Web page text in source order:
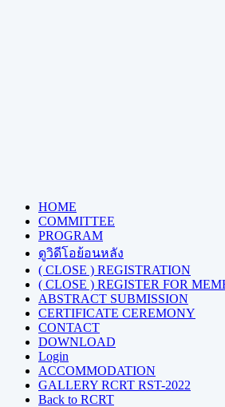
HOME
COMMITTEE
PROGRAM
ดูวิดีโอย้อนหลัง
( CLOSE ) REGISTRATION
( CLOSE ) REGISTER FOR
ABSTRACT SUBMISSION
CERTIFICATE CEREMONY
CONTACT
DOWNLOAD
Login
ACCOMMODATION
GALLERY RCRT RST-2022
Back to RCRT